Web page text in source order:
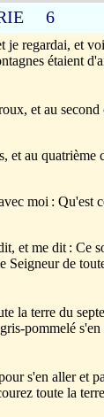
6
je regardai, et
étaient
et au second
et au quatrième
moi : Qu'est
et me dit : Ce
Seigneur de
la terre du
pommelé
s'en aller et
toute la